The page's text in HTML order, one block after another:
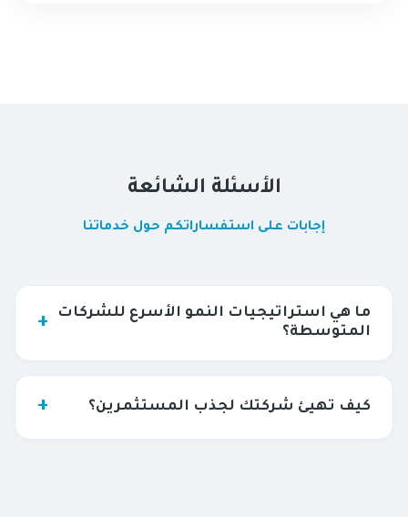
الأسئلة الشائعة
إجابات على استفساراتكم حول خدماتنا
ما هي استراتيجيات النمو الأسرع للشركات
المتوسطة؟
+
تشمل الاستراتيجيات التوسع الجغرافي، ودخول أسواق
جديدة، أو الاندماج والاستحواذ، والتحول إلى النموذج
كيف تهيئ شركتك لجذب المستثمرين؟ +